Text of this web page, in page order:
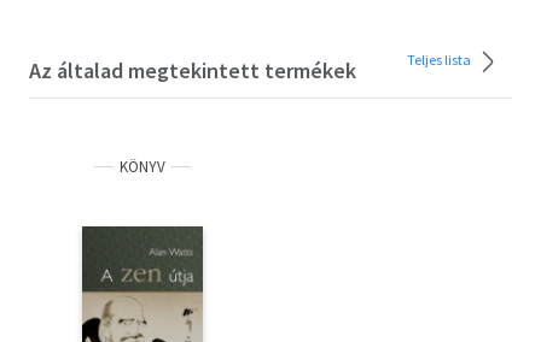
Az általad megtekintett termékek Teljes lista
KÖNYV